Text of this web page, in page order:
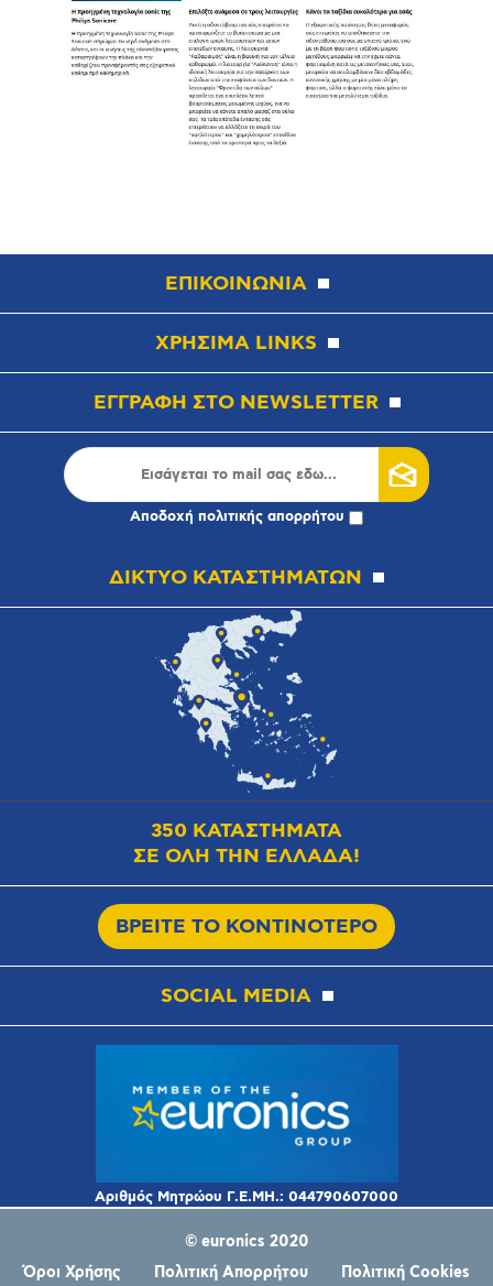
ΕΠΙΚΟΙΝΩΝΙΑ
ΧΡΗΣΙΜΑ LINKS
ΕΓΓΡΑΦΗ ΣΤΟ NEWSLETTER
Αποδοχή πολιτικής απορρήτου
ΔΙΚΤΥΟ ΚΑΤΑΣΤΗΜΑΤΩΝ
350 ΚΑΤΑΣΤΗΜΑΤΑ
ΣΕ ΟΛΗ ΤΗΝ ΕΛΛΑΔΑ!
ΒΡΕΙΤΕ ΤΟ ΚΟΝΤΙΝΟΤΕΡΟ
SOCIAL MEDIA
© euronics 2020
Όροι Χρήσης
Πολιτική Απορρήτου Πολιτική Cookies